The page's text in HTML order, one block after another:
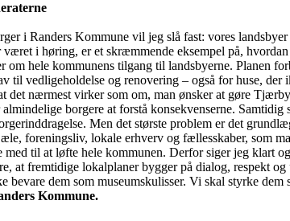
i Randers Kommune vil jeg slå fast: vores
i høring, er et skræmmende eksempel på,
hele kommunens tilgang til landsbyerne. Planen
til vedligeholdelse og renovering – også for huse,
det nærmest virker som om, man ønsker at gøre
borgere at forstå konsekvenserne.
Men det største problem er det
foreningsliv, lokale erhverv og fællesskaber, som
til at løfte hele kommunen. Derfor siger jeg klart
at fremtidige lokalplaner bygger på dialog, respekt
dem som museumskulisser. Vi skal styrke
Kommune.